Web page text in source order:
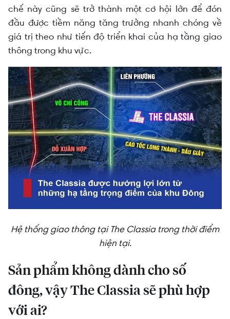
chế này cũng sẽ trở thành một cơ hội lớn để đón
đầu được tiềm năng tăng trưởng nhanh chóng về
giá trị theo như tiến độ triển khai của hạ tầng giao
thông trong khu vực.
Hệ thống giao thông tại The Classia trong thời điểm
hiện tại.
Sản phẩm không dành cho số
đông, vậy The Classia sẽ phù hợp
với ai?